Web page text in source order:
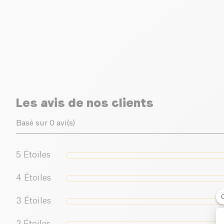
Les avis de nos clients
Basé sur 0 avi(s)
5 Étoiles
4 Étoiles
3 Étoiles